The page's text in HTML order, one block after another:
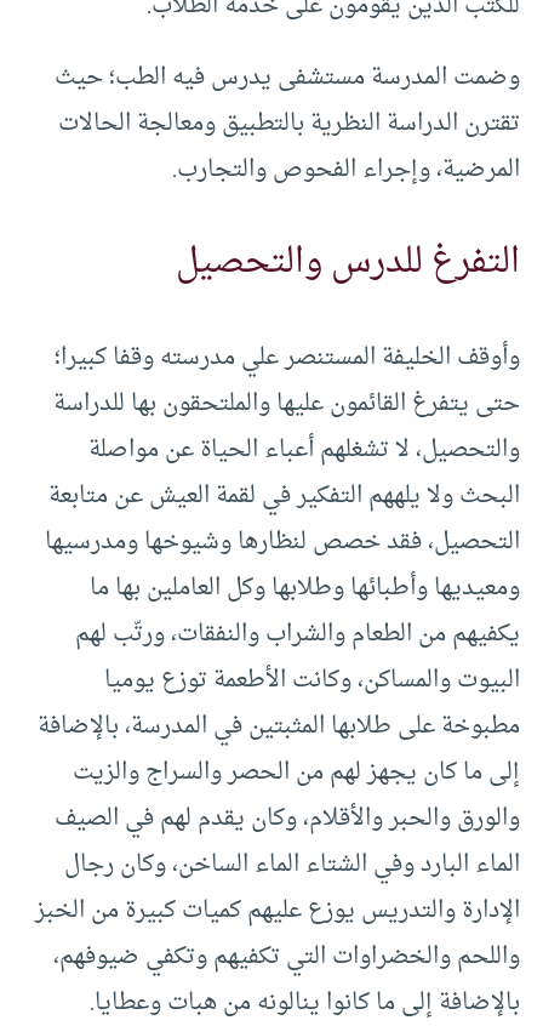
وضمت المدرسة مستشفى يدرس فيه الطب؛ حيث
تقترن الدراسة النظرية بالتطبيق ومعالجة الحالات
المرضية، وإجراء الفحوص والتجارب.
التفرغ للدرس والتحصيل
وأوقف الخليفة المستنصر علي مدرسته وقفا كبيرا؛
حتى يتفرغ القائمون عليها والملتحقون بها للدراسة
والتحصيل، لا تشغلهم أعباء الحياة عن مواصلة
البحث ولا يلههم التفكير في لقمة العيش عن متابعة
التحصيل، فقد خصص لنظارها وشيوخها ومدرسيها
ومعيديها وأطبائها وطلابها وكل العاملين بها ما
يكفيهم من الطعام والشراب والنفقات، ورتّب لهم
البيوت والمساكن، وكانت الأطعمة توزع يوميا
مطبوخة على طلابها المثبتين في المدرسة، بالإضافة
إلى ما كان يجهز لهم من الحصر والسراج والزيت
والورق والحبر والأقلام، وكان يقدم لهم في الصيف
الماء البارد وفي الشتاء الماء الساخن، وكان رجال
الإدارة والتدريس يوزع عليهم كميات كبيرة من الخبز
واللحم والخضراوات التي تكفيهم وتكفي ضيوفهم،
بالإضافة إلى ما كانوا ينالونه من هبات وعطايا.